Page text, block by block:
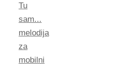
Tu
sam...
melodija
za
mobilni